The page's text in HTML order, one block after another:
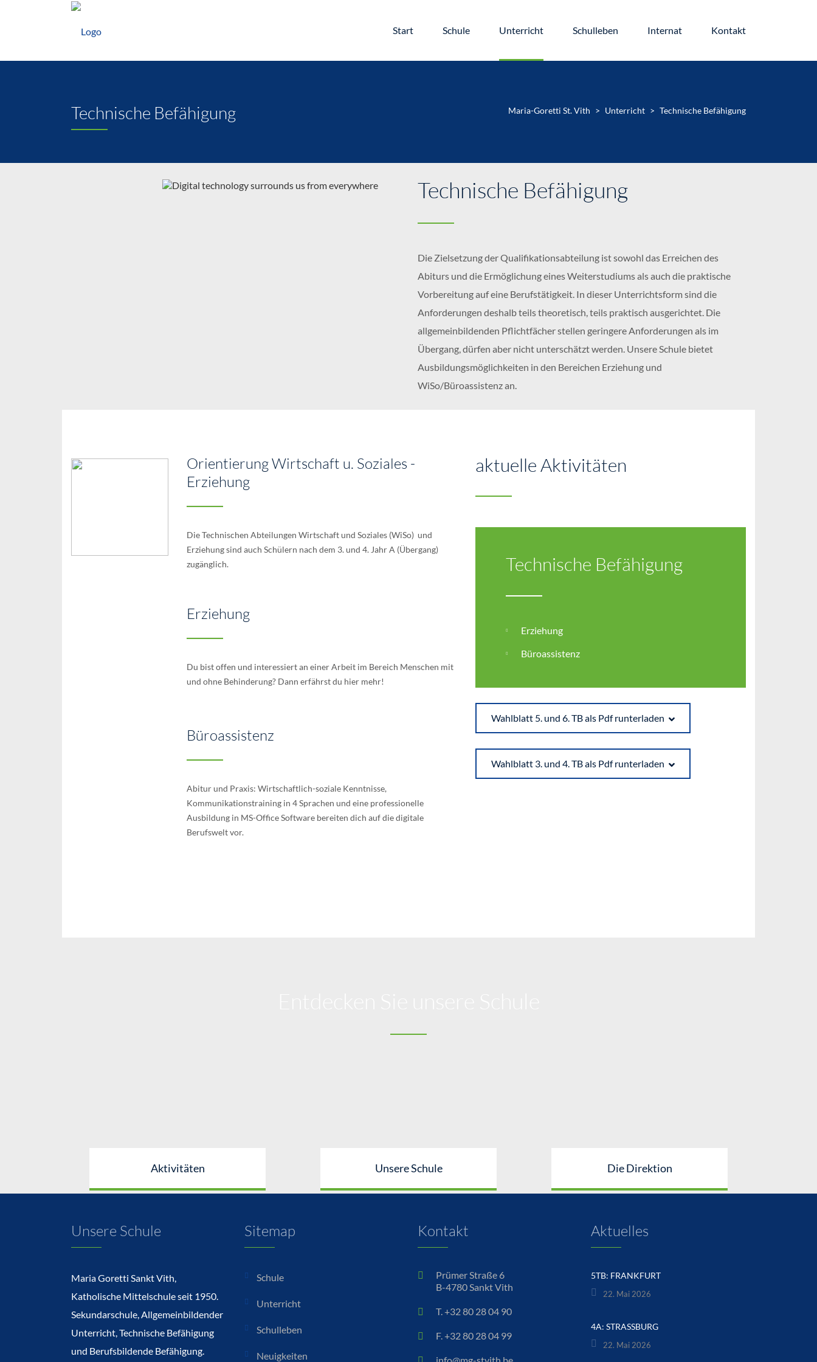
Start Schule Unterricht Schulleben Internat Kontakt
Maria-Goretti St. Vith > Unterricht > Technische Befähigung
Technische Befähigung
Technische Befähigung
Die Zielsetzung der Qualifikationsabteilung ist sowohl das Erreichen des
Abiturs und die Ermöglichung eines Weiterstudiums als auch die praktische
Vorbereitung auf eine Berufstätigkeit. In dieser Unterrichtsform sind die
Anforderungen deshalb teils theoretisch, teils praktisch ausgerichtet. Die
allgemeinbildenden Pflichtfächer stellen geringere Anforderungen als im
Übergang, dürfen aber nicht unterschätzt werden. Unsere Schule bietet
Ausbildungsmöglichkeiten in den Bereichen Erziehung und
WiSo/Büroassistenz an.
Orientierung Wirtschaft u. Soziales -
Erziehung
Die Technischen Abteilungen Wirtschaft und Soziales (WiSo) und
Erziehung sind auch Schülern nach dem 3. und 4. Jahr A (Übergang)
zugänglich.
Erziehung
Du bist offen und interessiert an einer Arbeit im Bereich Menschen mit
und ohne Behinderung? Dann erfährst du hier mehr!
Büroassistenz
Abitur und Praxis: Wirtschaftlich-soziale Kenntnisse,
Kommunikationstraining in 4 Sprachen und eine professionelle
Ausbildung in MS-Office Software bereiten dich auf die digitale
Berufswelt vor.
aktuelle Aktivitäten
Technische Befähigung
Erziehung
Büroassistenz
Wahlblatt 5. und 6. TB als Pdf runterladen
Wahlblatt 3. und 4. TB als Pdf runterladen
Aktivitäten Unsere Schule Die Direktion
Unsere Schule
Maria Goretti Sankt Vith,
Katholische Mittelschule seit 1950.
Sekundarschule, Allgemeinbildender
Unterricht, Technische Befähigung
und Berufsbildende Befähigung.
Sitemap
Schule
Unterricht
Schulleben
Neuigkeiten
Kontakt
Prümer Straße 6
B-4780 Sankt Vith
T. +32 80 28 04 90
F. +32 80 28 04 99
Aktuelles
5TB: FRANKFURT
22. Mai 2026
4A: STRASSBURG
22. Mai 2026